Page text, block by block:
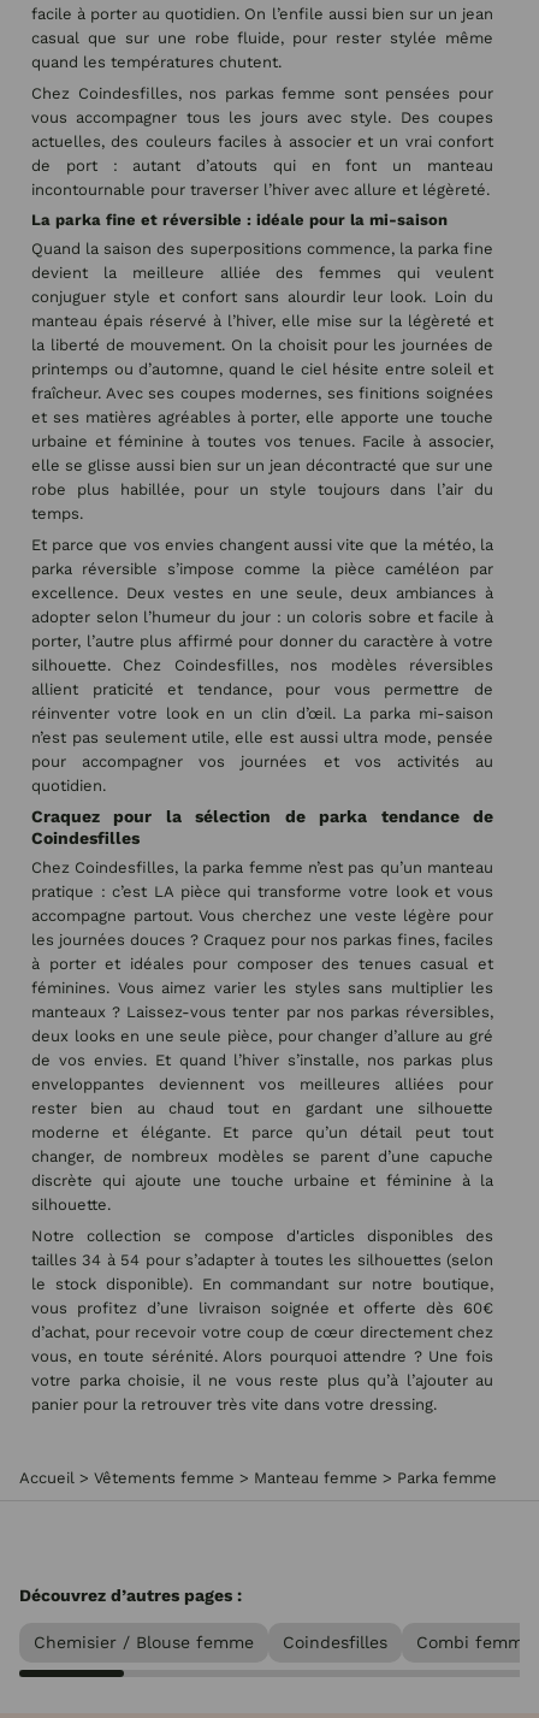
facile à porter au quotidien. On l’enfile aussi bien sur un jean
casual que sur une robe fluide, pour rester stylée même
quand les températures chutent.
Chez Coindesfilles, nos parkas femme sont pensées pour
vous accompagner tous les jours avec style. Des coupes
actuelles, des couleurs faciles à associer et un vrai confort
de port : autant d’atouts qui en font un manteau
incontournable pour traverser l’hiver avec allure et légèreté.
La parka fine et réversible : idéale pour la mi-saison
Quand la saison des superpositions commence, la parka fine
devient la meilleure alliée des femmes qui veulent
conjuguer style et confort sans alourdir leur look. Loin du
manteau épais réservé à l’hiver, elle mise sur la légèreté et
la liberté de mouvement. On la choisit pour les journées de
printemps ou d’automne, quand le ciel hésite entre soleil et
fraîcheur. Avec ses coupes modernes, ses finitions soignées
et ses matières agréables à porter, elle apporte une touche
urbaine et féminine à toutes vos tenues. Facile à associer,
elle se glisse aussi bien sur un jean décontracté que sur une
robe plus habillée, pour un style toujours dans l’air du
temps.
Et parce que vos envies changent aussi vite que la météo, la
parka réversible s’impose comme la pièce caméléon par
excellence. Deux vestes en une seule, deux ambiances à
adopter selon l’humeur du jour : un coloris sobre et facile à
porter, l’autre plus affirmé pour donner du caractère à votre
silhouette. Chez Coindesfilles, nos modèles réversibles
allient praticité et tendance, pour vous permettre de
réinventer votre look en un clin d’œil. La parka mi-saison
n’est pas seulement utile, elle est aussi ultra mode, pensée
pour accompagner vos journées et vos activités au
quotidien.
Craquez pour la sélection de parka tendance de
Coindesfilles
Chez Coindesfilles, la parka femme n’est pas qu’un manteau
pratique : c’est LA pièce qui transforme votre look et vous
accompagne partout. Vous cherchez une veste légère pour
les journées douces ? Craquez pour nos parkas fines, faciles
à porter et idéales pour composer des tenues casual et
féminines. Vous aimez varier les styles sans multiplier les
manteaux ? Laissez-vous tenter par nos parkas réversibles,
deux looks en une seule pièce, pour changer d’allure au gré
de vos envies. Et quand l’hiver s’installe, nos parkas plus
enveloppantes deviennent vos meilleures alliées pour
rester bien au chaud tout en gardant une silhouette
moderne et élégante. Et parce qu’un détail peut tout
changer, de nombreux modèles se parent d’une capuche
discrète qui ajoute une touche urbaine et féminine à la
silhouette.
Notre collection se compose d'articles disponibles des
tailles 34 à 54 pour s’adapter à toutes les silhouettes (selon
le stock disponible). En commandant sur notre boutique,
vous profitez d’une livraison soignée et offerte dès 60€
d’achat, pour recevoir votre coup de cœur directement chez
vous, en toute sérénité. Alors pourquoi attendre ? Une fois
votre parka choisie, il ne vous reste plus qu’à l’ajouter au
panier pour la retrouver très vite dans votre dressing.
Accueil > Vêtements femme > Manteau femme > Parka femme
Découvrez d’autres pages :
Chemisier / Blouse femme Coindesfilles Combi femme